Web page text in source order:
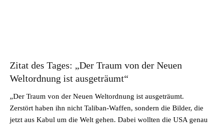
Zitat des Tages: „Der Traum von der Neuen
Weltordnung ist ausgeträumt“
„Der Traum von der Neuen Weltordnung ist ausgeträumt.
Zerstört haben ihn nicht Taliban-Waffen, sondern die Bilder, die
jetzt aus Kabul um die Welt gehen. Dabei wollten die USA genau